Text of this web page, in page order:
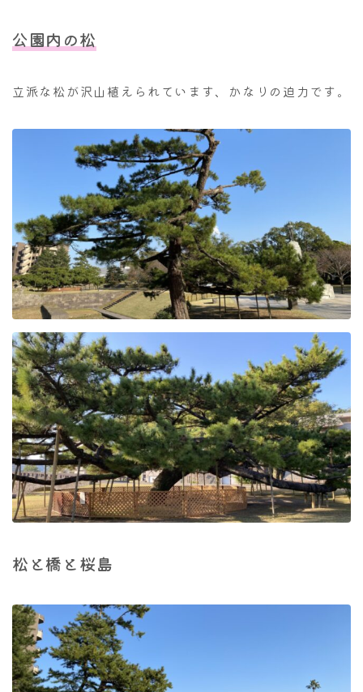
公園内の松
立派な松が沢山植えられています、かなりの迫力です。
松と橋と桜島